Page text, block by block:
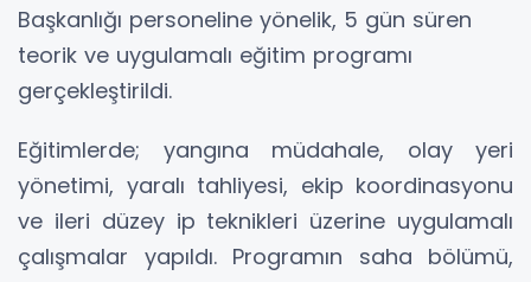
Başkanlığı personeline yönelik, 5 gün süren
teorik ve uygulamalı eğitim programı
gerçekleştirildi.
Eğitimlerde; yangına müdahale, olay yeri
yönetimi, yaralı tahliyesi, ekip koordinasyonu
ve ileri düzey ip teknikleri üzerine uygulamalı
çalışmalar yapıldı. Programın saha bölümü,